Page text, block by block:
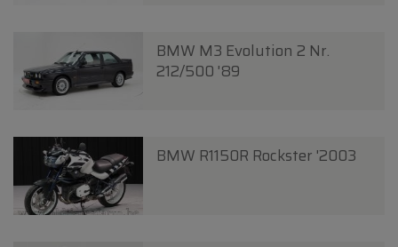
BMW M3 Evolution 2 Nr.
212/500 '89
BMW R1150R Rockster '2003